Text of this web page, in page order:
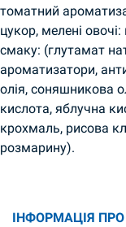
томатний
цукор, мелені
смаку: (глутамат
ароматизатори,
олія, соняшникова
кислота, яблучна
крохмаль, рисова
розмарину).
ІНФОРМАЦІЯ